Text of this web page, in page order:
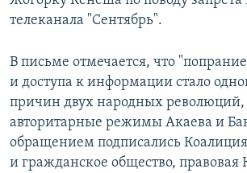
телеканала "Сентябрь".
В письме отмечается, что
и доступа к информации стало
причин двух народных
авторитарные режимы Акаева и
обращением подписались
и гражданское общество, правовая